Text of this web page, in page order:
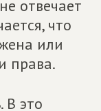
отвечает
что
или
права.
В это